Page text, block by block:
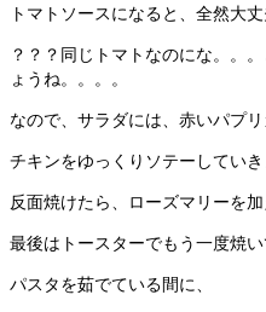
トマトソースになると、全然大
？？？同じトマトなのにな。。
ょうね。。。。
なので、サラダには、赤いパプリ
チキンをゆっくりソテーしていき
反面焼けたら、ローズマリーを加
最後はトースターでもう一度焼い
パスタを茹でている間に、